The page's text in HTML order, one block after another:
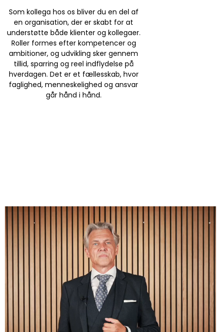
Som kollega hos os bliver du en del af
en organisation, der er skabt for at
understøtte både klienter og kollegaer.
Roller formes efter kompetencer og
ambitioner, og udvikling sker gennem
tillid, sparring og reel indflydelse på
hverdagen. Det er et fællesskab, hvor
faglighed, menneskelighed og ansvar
går hånd i hånd.